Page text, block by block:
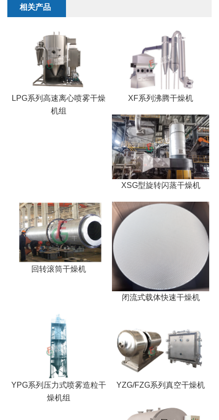
相关产品
LPG系列高速离心喷雾干燥
机组
XF系列沸腾干燥机
XSG型旋转闪蒸干燥机
回转滚筒干燥机
闭流式载体快速干燥机
YPG系列压力式喷雾造粒干
燥机组
YZG/FZG系列真空干燥机